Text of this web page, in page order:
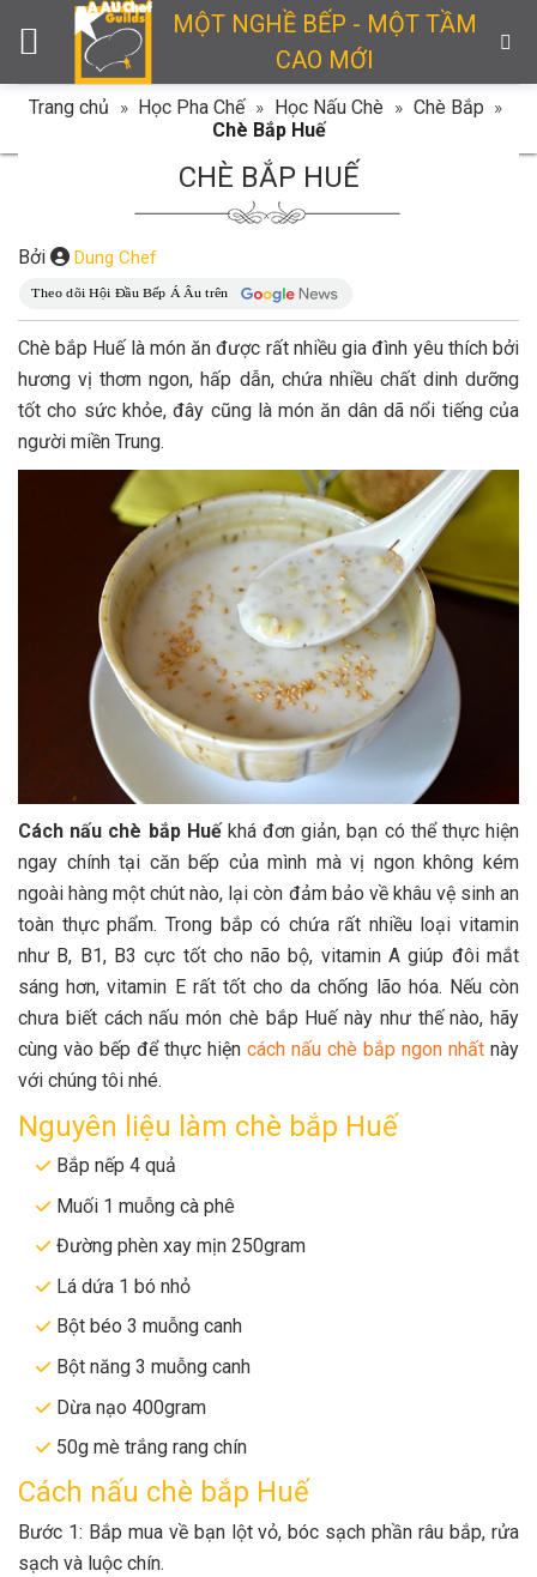
MỘT NGHỀ BẾP - MỘT TẦM
CAO MỚI
Trang chủ » Học Pha Chế » Học Nấu Chè » Chè Bắp »
Chè Bắp Huế
CHÈ BẮP HUẾ
Bởi Dung Chef
Chè bắp Huế là món ăn được rất nhiều gia đình yêu thích bởi
hương vị thơm ngon, hấp dẫn, chứa nhiều chất dinh dưỡng
tốt cho sức khỏe, đây cũng là món ăn dân dã nổi tiếng của
người miền Trung.
Cách nấu chè bắp Huếkhá đơn giản, bạn có thể thực hiện
ngay chính tại căn bếp của mình mà vị ngon không kém
ngoài hàng một chút nào, lại còn đảm bảo về khâu vệ sinh an
toàn thực phẩm. Trong bắp có chứa rất nhiều loại vitamin
như B, B1, B3 cực tốt cho não bộ, vitamin A giúp đôi mắt
sáng hơn, vitamin E rất tốt cho da chống lão hóa. Nếu còn
chưa biết cách nấu món chè bắp Huế này như thế nào, hãy
cùng vào bếp để thực hiện cách nấu chè bắp ngon nhất này
với chúng tôi nhé.
Nguyên liệu làm chè bắp Huế
Bắp nếp 4 quả
Muối 1 muỗng cà phê
Đường phèn xay mịn 250gram
Lá dứa 1 bó nhỏ
Bột béo 3 muỗng canh
Bột năng 3 muỗng canh
Dừa nạo 400gram
50g mè trắng rang chín
Cách nấu chè bắp Huế
Bước 1: Bắp mua về bạn lột vỏ, bóc sạch phần râu bắp, rửa
sạch và luộc chín.